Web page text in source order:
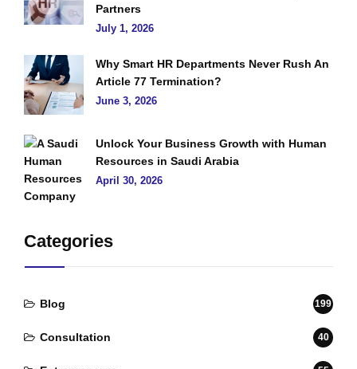
Partners
July 1, 2026
Why Smart HR Departments Never Rush An
Article 77 Termination?
June 3, 2026
Unlock Your Business Growth with Human
Resources in Saudi Arabia
April 30, 2026
Categories
Blog 199
Consultation 40